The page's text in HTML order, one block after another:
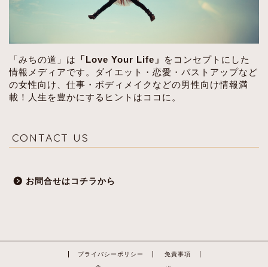
「みちの道」は 「Love Your Life」
をコンセプトにした
情報メディアです。ダイエット・恋愛・バストアップなど
の女性向け、仕事・ボディメイクなどの男性向け情報満
載！人生を豊かにするヒントはココに。
CONTACT US
お問合せはコチラから
プライバシーポリシー 免責事項